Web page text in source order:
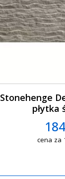
Stonehenge
płytka
cena za